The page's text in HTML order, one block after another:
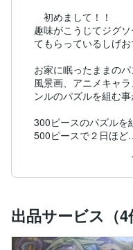
初めまして！！
趣味がこうじてジグ
てもらっているしげお
お家に眠ったままの
風景画、アニメキャ
ンルのパズルを組む事
300ピースのパズルを
500ピースで２日ほど
ラゴンボールやワンピ
ルを組むのが得意です
出品サービス（4